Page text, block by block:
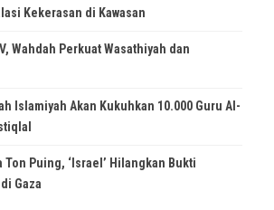
Kekerasan di Kawasan
Wahdah Perkuat Wasathiyah dan
Islamiyah Akan Kukuhkan 10.000 Guru Al-
Puing, ‘Israel’ Hilangkan Bukti
Gaza